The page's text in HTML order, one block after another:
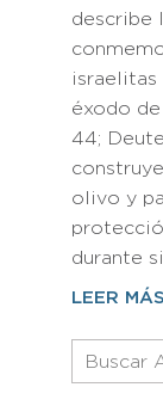
describe
israelitas
éxodo
44;
olivo y
durante
LEER MÁS